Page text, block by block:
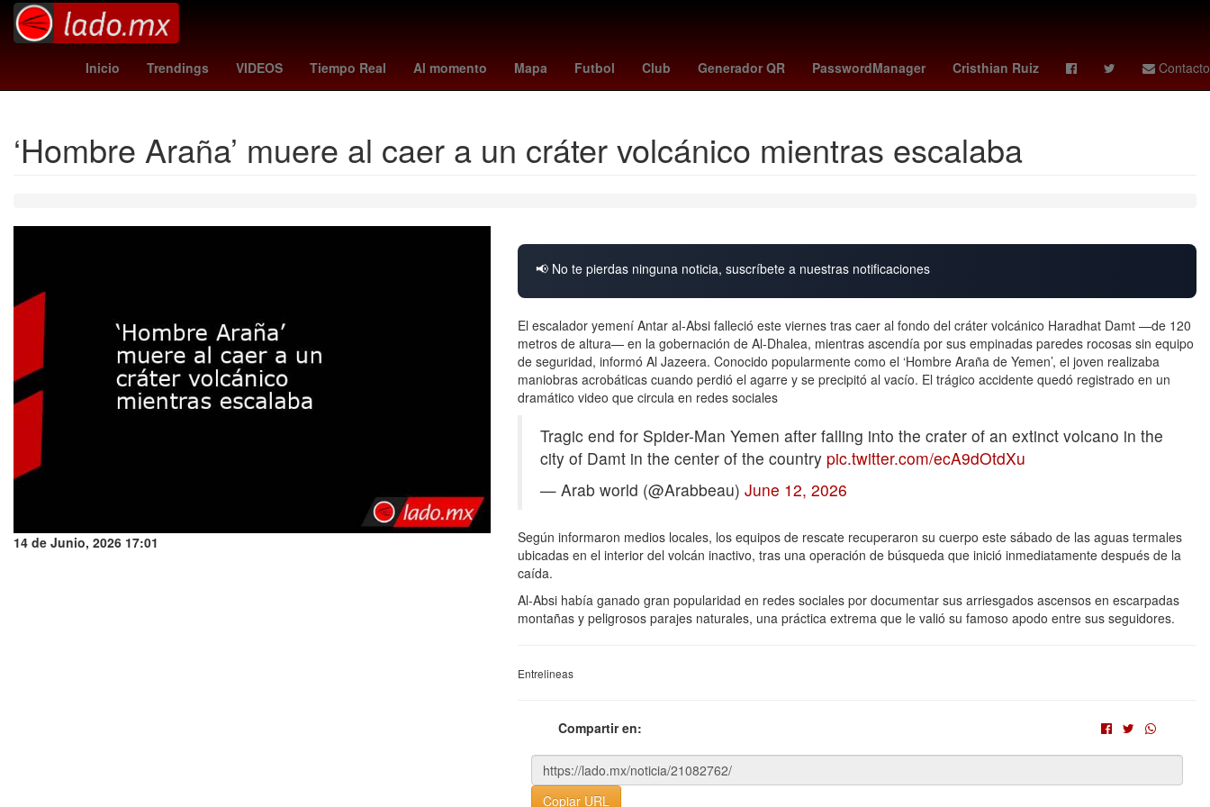
Inicio Trendings VIDEOS Tiempo Real Al momento Mapa Futbol Club Generador QR PasswordManager Cristhian Ruiz Contacto
alexandra eala remo - santos Venezolanos tubi cubs vs dodgers Brasil tribunal de justicia INAPAM manchester city vs sección 22 - cnte
‘Hombre Araña’ muere al caer a un cráter volcánico mientras escalaba
14 de Junio, 2026 17:01
📢 No te pierdas ninguna noticia, suscríbete a nuestras notificaciones
El escalador yemení Antar al-Absi falleció este viernes tras caer al fondo del cráter volcánico Haradhat Damt —de 120
metros de altura— en la gobernación de Al-Dhalea, mientras ascendía por sus empinadas paredes rocosas sin equipo
de seguridad, informó Al Jazeera. Conocido popularmente como el ‘Hombre Araña de Yemen’, el joven realizaba
maniobras acrobáticas cuando perdió el agarre y se precipitó al vacío. El trágico accidente quedó registrado en un
dramático video que circula en redes sociales
Tragic end for Spider-Man Yemen after falling into the crater of an extinct volcano in the
city of Damt in the center of the country pic.twitter.com/ecA9dOtdXu
— Arab world (@Arabbeau) June 12, 2026
Según informaron medios locales, los equipos de rescate recuperaron su cuerpo este sábado de las aguas termales
ubicadas en el interior del volcán inactivo, tras una operación de búsqueda que inició inmediatamente después de la
caída.
Al-Absi había ganado gran popularidad en redes sociales por documentar sus arriesgados ascensos en escarpadas
montañas y peligrosos parajes naturales, una práctica extrema que le valió su famoso apodo entre sus seguidores.
Entrelineas
Compartir en:
Copiar URL